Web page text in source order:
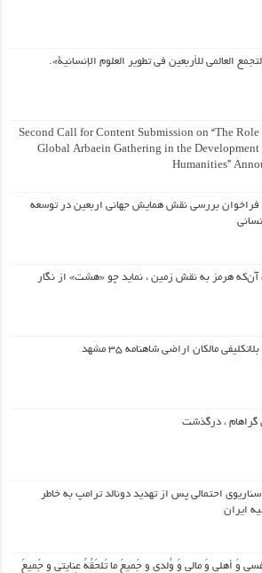
العالمي للأربعين في تطوير العلوم الإنسانية».
Second Call for Content Submission on “The Role
Global Arbaein Gathering in the Development
Humanities”
فراخوان بررسی نقش همایش جهانی اربعین در توسعه
هرمز به نقش زمین ، نماید چو «هشت» از نگار
مالکان اراضی شاهنامه ۳۵ مشهد
گراهام ، درگذشت
احتمالی پس از تهدید دونالد ترامپ به خاطر
ایران
وَ أهلی وَ مالی وَ وُلدی و جَمیعَ ما تَلحَقُهُ عِنایتی و جَمیعَ